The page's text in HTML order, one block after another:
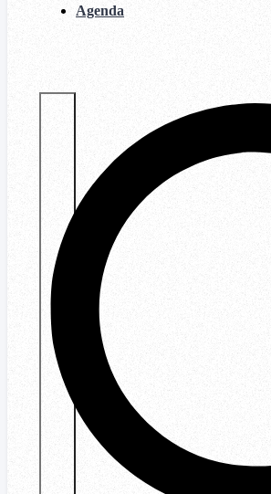
Agenda